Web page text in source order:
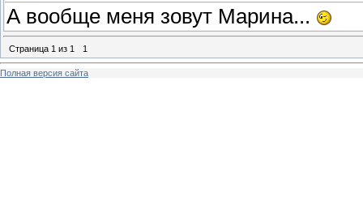
А вообще меня зовут Марина...
Страница 1 из 1 1
Полная версия сайта